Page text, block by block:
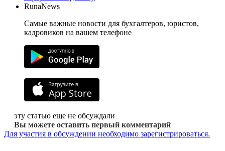
RunaNews
Самые важные новости для бухгалтеров, юристов,
кадровиков на вашем телефоне
эту статью еще не обсуждали
Вы можете оставить первый комментарий
Для участия в обсуждении необходимо зарегистрироваться.